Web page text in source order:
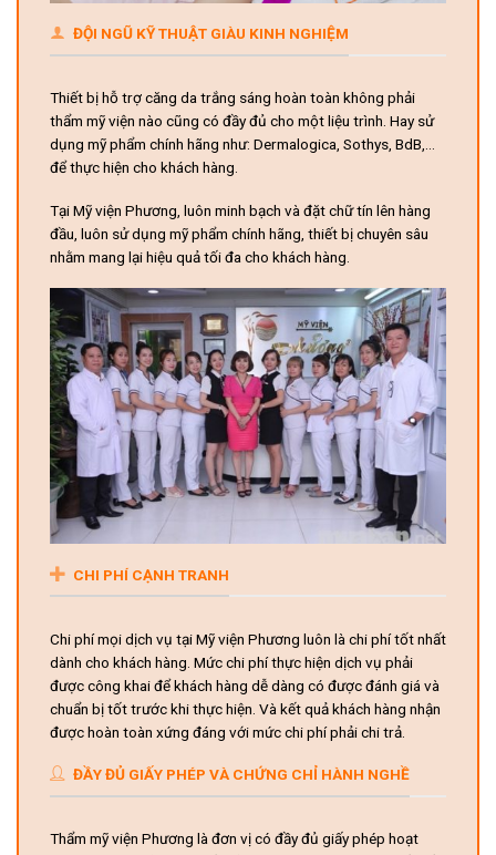
ĐỘI NGŨ KỸ THUẬT GIÀU KINH NGHIỆM
Thiết bị hỗ trợ căng da trắng sáng hoàn toàn không phải
thẩm mỹ viện nào cũng có đầy đủ cho một liệu trình. Hay sử
dụng mỹ phẩm chính hãng như: Dermalogica, Sothys, BdB,…
để thực hiện cho khách hàng.
Tại Mỹ viện Phương, luôn minh bạch và đặt chữ tín lên hàng
đầu, luôn sử dụng mỹ phẩm chính hãng, thiết bị chuyên sâu
nhằm mang lại hiệu quả tối đa cho khách hàng.
CHI PHÍ CẠNH TRANH
Chi phí mọi dịch vụ tại Mỹ viện Phương luôn là chi phí tốt nhất
dành cho khách hàng. Mức chi phí thực hiện dịch vụ phải
được công khai để khách hàng dễ dàng có được đánh giá và
chuẩn bị tốt trước khi thực hiện. Và kết quả khách hàng nhận
được hoàn toàn xứng đáng với mức chi phí phải chi trả.
ĐẦY ĐỦ GIẤY PHÉP VÀ CHỨNG CHỈ HÀNH NGHỀ
Thẩm mỹ viện Phương là đơn vị có đầy đủ giấy phép hoạt